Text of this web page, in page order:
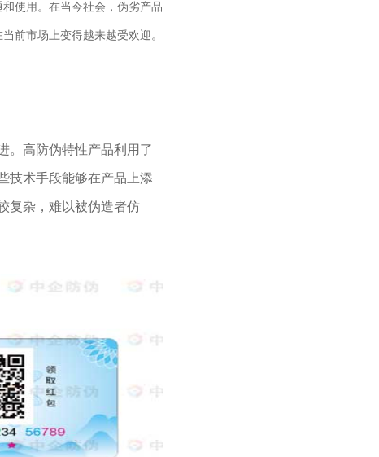
使用。在当今社会，伪劣产品
前市场上变得越来越受欢迎。
。高防伪特性产品利用了
技术手段能够在产品上添
复杂，难以被伪造者仿